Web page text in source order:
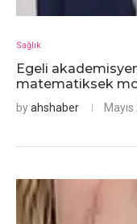
Sağlık
Egeli
matematiksek
byahshaber